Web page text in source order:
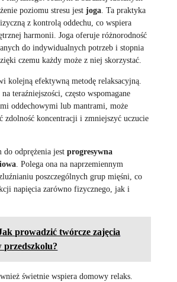
poziomu stresu jest joga . Ta praktyka
z kontrolą oddechu, co wspiera
harmonii. Joga oferuje różnorodność
do indywidualnych potrzeb i stopnia
czemu każdy może z niej skorzystać.
kolejną efektywną metodę relaksacyjną.
teraźniejszości, często wspomagane
oddechowymi lub mantrami, może
zdolność koncentracji i zmniejszyć uczucie
do odprężenia jest progresywna
. Polega ona na naprzemiennym
poszczególnych grup mięśni, co
napięcia zarówno fizycznego, jak i
prowadzić twórcze zajęcia
przedszkolu?
świetnie wspiera domowy relaks.